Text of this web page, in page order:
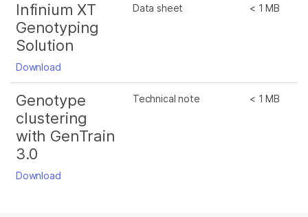
Infinium XT
Genotyping
Solution
Download
Data sheet < 1 MB
Genotype
clustering
with GenTrain
3.0
Download
Technical note < 1 MB